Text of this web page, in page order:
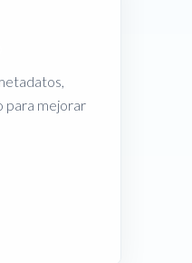
para mejorar